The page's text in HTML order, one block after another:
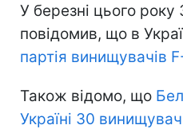
У березні цього року
повідомив, що в
партія винищувачів
Також відомо, що
Україні 30